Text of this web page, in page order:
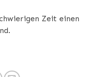
Zeit einen